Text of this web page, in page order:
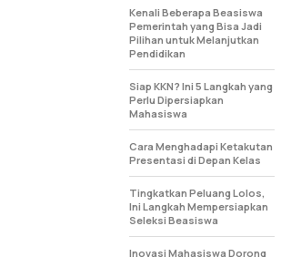
Kenali Beberapa Beasiswa
Pemerintah yang Bisa Jadi
Pilihan untuk Melanjutkan
Pendidikan
Siap KKN? Ini 5 Langkah yang
Perlu Dipersiapkan
Mahasiswa
Cara Menghadapi Ketakutan
Presentasi di Depan Kelas
Tingkatkan Peluang Lolos,
Ini Langkah Mempersiapkan
Seleksi Beasiswa
Inovasi Mahasiswa Dorong